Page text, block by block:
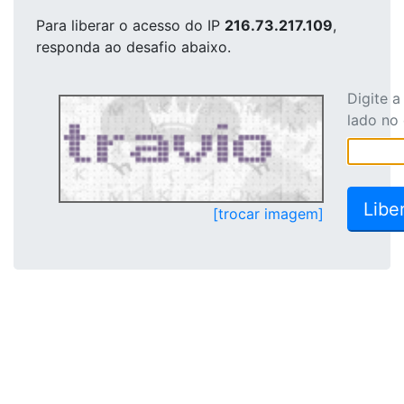
Para liberar o acesso do IP 216.73.217.109,
responda ao desafio abaixo.
[trocar imagem]
Digite
lado no